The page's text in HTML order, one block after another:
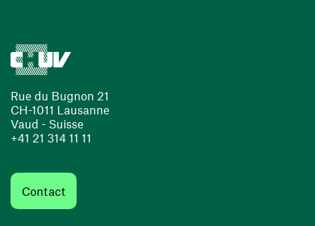
Rue du Bugnon 21
CH-1011 Lausanne
Vaud - Suisse
+41 21 314 11 11
Contact